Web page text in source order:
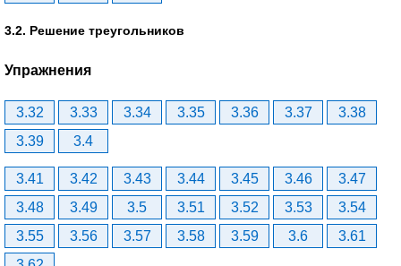
3.2. Решение треугольников
Упражнения
3.32 3.33 3.34 3.35 3.36 3.37
3.38
3.39
3.4
3.41 3.42 3.43 3.44 3.45 3.46
3.47
3.48
3.49 3.5 3.51 3.52 3.53
3.54
3.55
3.56 3.57 3.58 3.59 3.6
3.61